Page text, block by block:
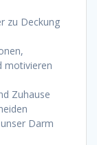
zu Deckung
motivieren
Zuhause
Darm